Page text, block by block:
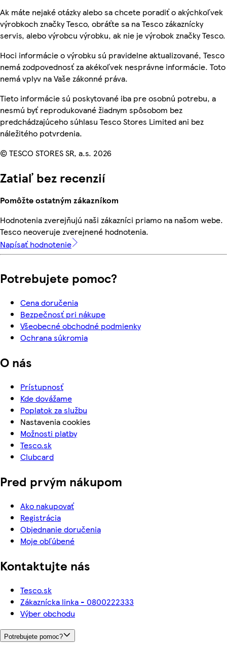
Ak máte nejaké otázky alebo sa chcete poradiť o akýchkoľvek
výrobkoch značky Tesco, obráťte sa na Tesco zákaznícky
servis, alebo výrobcu výrobku, ak nie je výrobok značky Tesco.
Hoci informácie o výrobku sú pravidelne aktualizované, Tesco
nemá zodpovednosť za akékoľvek nesprávne informácie. Toto
nemá vplyv na Vaše zákonné práva.
Tieto informácie sú poskytované iba pre osobnú potrebu, a
nesmú byť reprodukované žiadnym spôsobom bez
predchádzajúceho súhlasu Tesco Stores Limited ani bez
náležitého potvrdenia.
© TESCO STORES SR, a.s. 2026
Zatiaľ bez recenzií
Pomôžte ostatným zákazníkom
Hodnotenia zverejňujú naši zákazníci priamo na našom webe.
Tesco neoveruje zverejnené hodnotenia.
Napísať hodnotenie
Potrebujete pomoc?
Cena doručenia
Bezpečnosť pri nákupe
Všeobecné obchodné podmienky
Ochrana súkromia
O nás
Prístupnosť
Kde dovážame
Poplatok za službu
Nastavenia cookies
Možnosti platby
Tesco.sk
Clubcard
Pred prvým nákupom
Ako nakupovať
Registrácia
Objednanie doručenia
Moje obľúbené
Kontaktujte nás
Tesco.sk
Zákaznícka linka - 0800222333
Výber obchodu
Potrebujete pomoc?